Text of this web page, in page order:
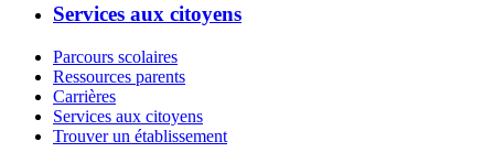
Services aux citoyens
Parcours scolaires
Ressources parents
Carrières
Services aux citoyens
Trouver un établissement